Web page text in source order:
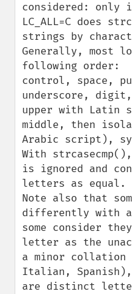
considered: only if
LC_ALL=C does
strings by
Generally, most
following order:
control, space,
underscore,
upper with
middle, then
Arabic script),
With
is ignored and
letters as equal.
Note also that
differently with
some consider
letter as the
a minor collation
Italian, Spanish),
are distinct